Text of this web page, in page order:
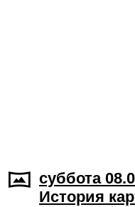
суббота
История